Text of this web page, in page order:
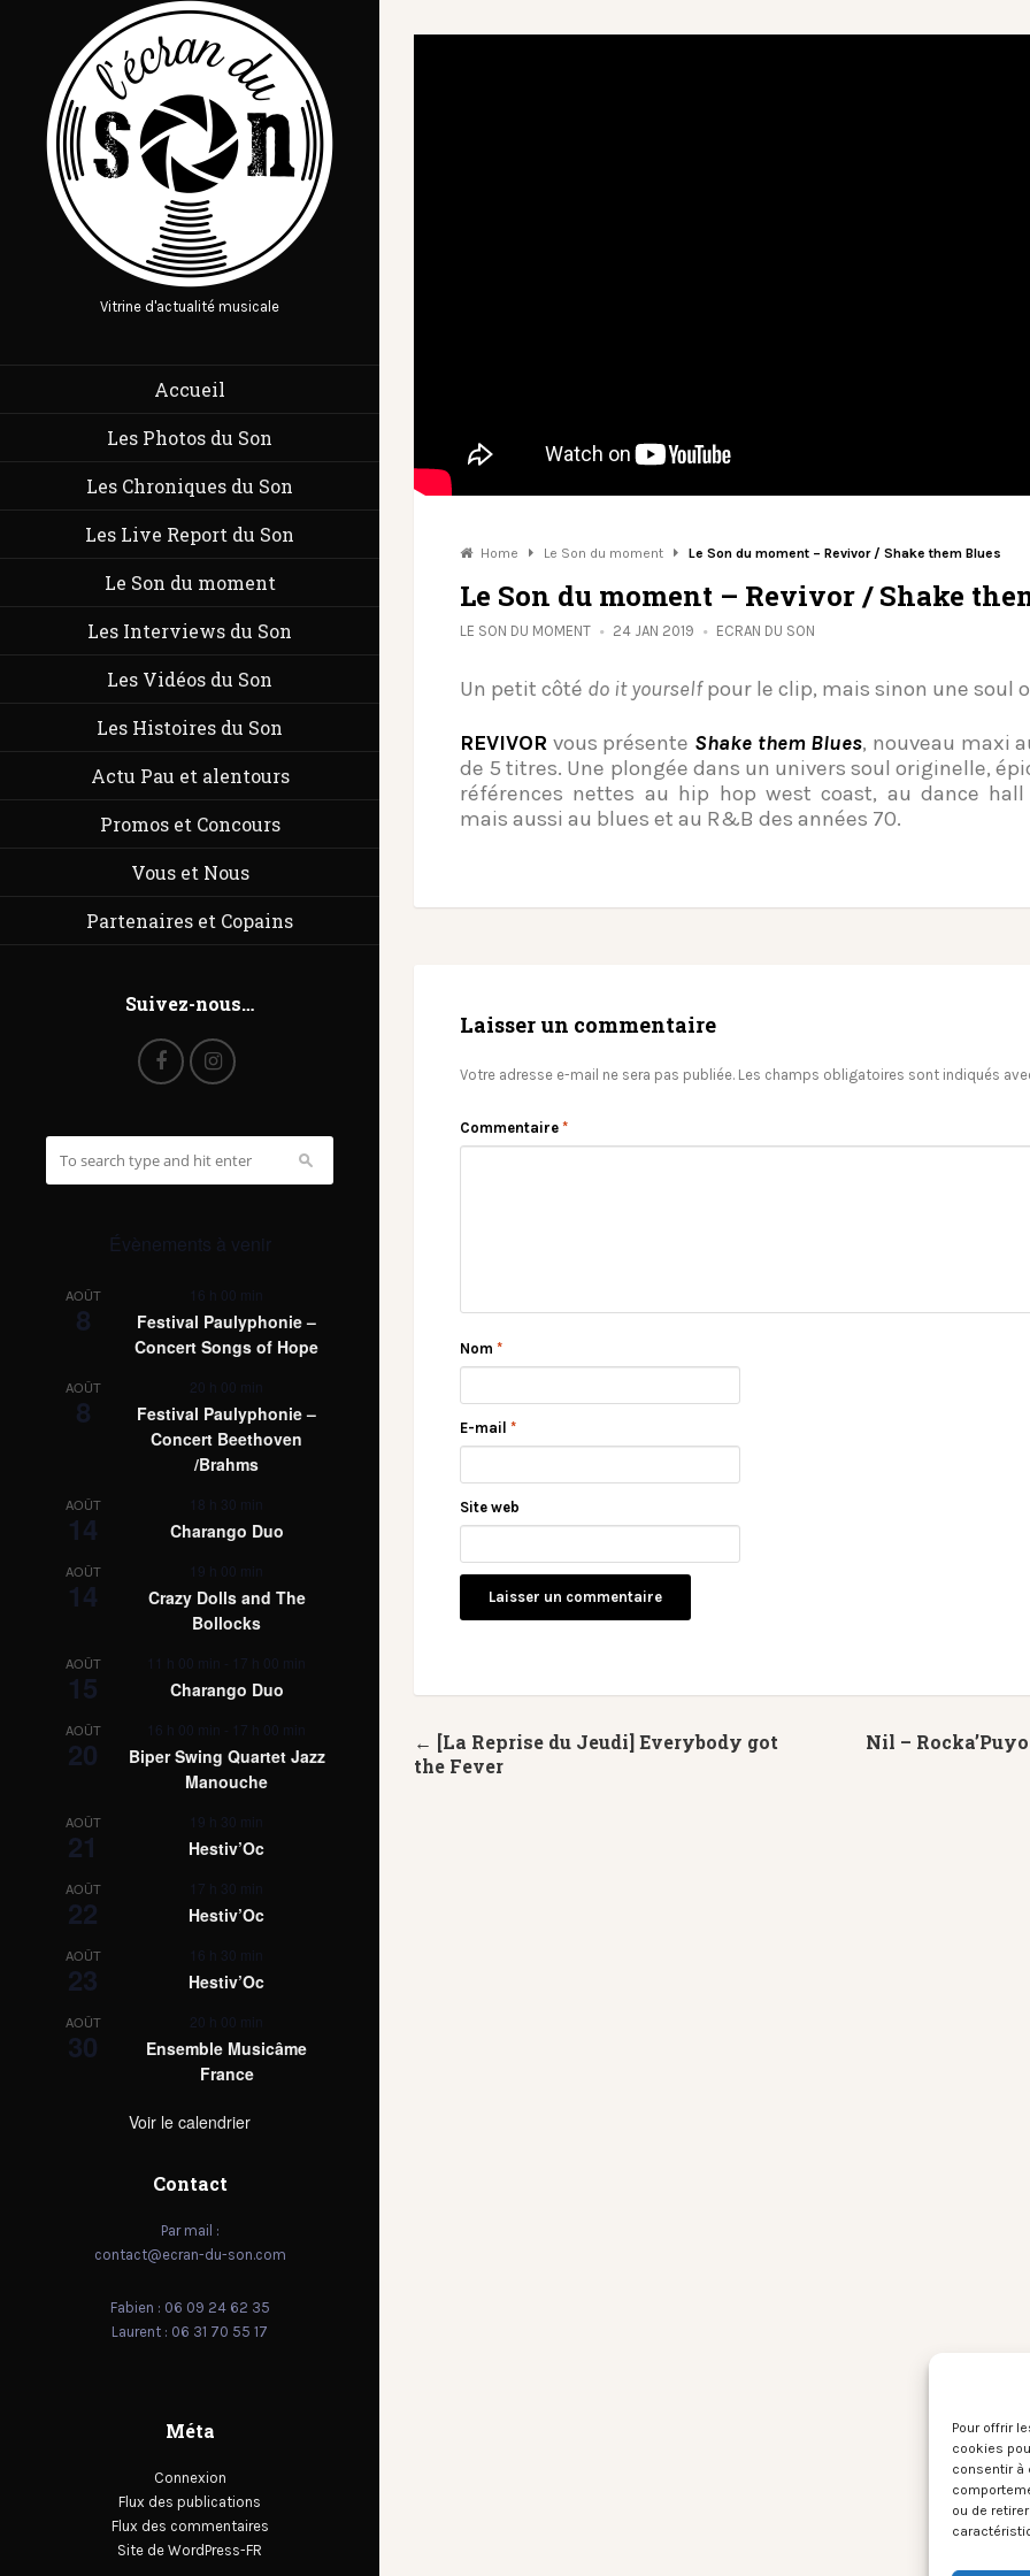
Pour offrir
cookies
consentir à
ou de
Vitrine d'actualité musicale
Accueil
Les Photos du Son
Les Chroniques du Son
Les Live Report du Son
Le Son du moment
Les Interviews du Son
Les Vidéos du Son
Les Histoires du Son
Actu Pau et alentours
Promos et Concours
Vous et Nous
Partenaires et Copains
Suivez-nous…
Évènements à venir
AOÛT
8
16 h 00 min
Festival Paulyphonie –
Concert Songs of Hope
AOÛT
8
20 h 00 min
Festival Paulyphonie –
Concert Beethoven
/Brahms
AOÛT
14
18 h 30 min
Charango Duo
AOÛT
14
19 h 00 min
Crazy Dolls and The
Bollocks
AOÛT
15
11 h 00 min - 17 h 00 min
Charango Duo
AOÛT
20
16 h 00 min - 17 h 00 min
Biper Swing Quartet Jazz
Manouche
AOÛT
21
19 h 30 min
Hestiv’Oc
AOÛT
22
17 h 30 min
Hestiv’Oc
AOÛT
23
16 h 30 min
Hestiv’Oc
AOÛT
30
20 h 00 min
Ensemble Musicâme
France
Voir le calendrier
Contact
Par mail :
contact@ecran-du-son.com
Fabien : 06 09 24 62 35
Laurent : 06 31 70 55 17
Méta
Connexion
Flux des publications
Flux des commentaires
Site de WordPress-FR
Home Le Son du moment Le Son du moment – Revivor / Shake them Blues
Le Son du moment – Revivor / Shake
LE SON DU MOMENT 24 JAN 2019 ECRAN DU SON
Un petit côté do it yourselfpour le clip, mais sinon une soul
REVIVOR vous présente Shake them Blues, nouveau maxi
de 5 titres. Une plongée dans un univers soul originelle,
références nettes au hip hop west coast, au dance
mais aussi au blues et au R&B des années 70.
Laisser un commentaire
Votre adresse e-mail ne sera pas publiée. Les champs obligatoires sont indiqués
Commentaire *
Nom *
E-mail *
Site web
Nil –
← [La Reprise du Jeudi] Everybody got
the Fever